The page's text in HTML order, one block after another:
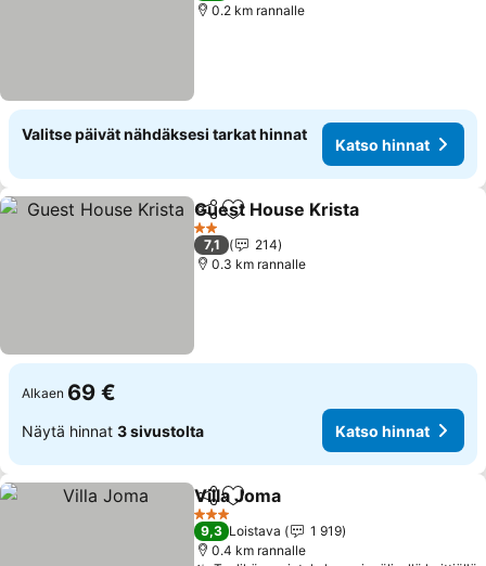
0.2 km rannalle
Valitse päivät nähdäksesi tarkat hinnat
Katso hinnat
Jaa Lisää suosikkeihin
Guest House Krista
2 Tähtiluokitus
7,1
214
0.3 km rannalle
Alkaen 69 €
Näytä hinnat 3 sivustolta Katso hinnat
Jaa Lisää suosikkeihin
Villa Joma
3 Tähtiluokitus
9,3 Loistava
1 919
0.4 km rannalle